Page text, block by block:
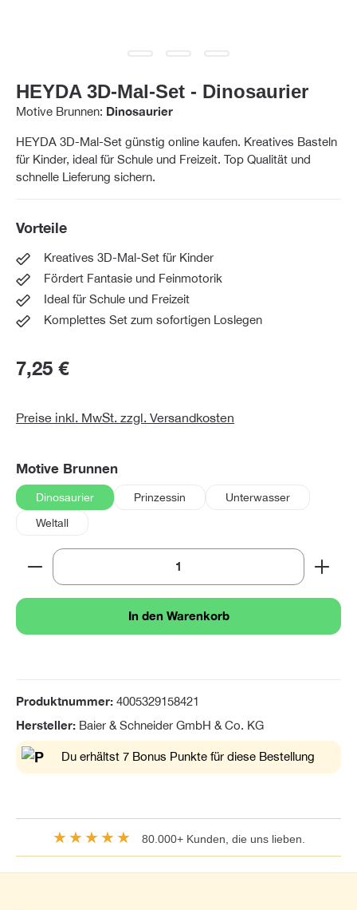
HEYDA 3D-Mal-Set - Dinosaurier
Motive Brunnen: Dinosaurier
HEYDA 3D-Mal-Set günstig online kaufen. Kreatives Basteln
für Kinder, ideal für Schule und Freizeit. Top Qualität und
schnelle Lieferung sichern.
Vorteile
Kreatives 3D-Mal-Set für Kinder
Fördert Fantasie und Feinmotorik
Ideal für Schule und Freizeit
Komplettes Set zum sofortigen Loslegen
7,25 €
Preise inkl. MwSt. zzgl. Versandkosten
Motive Brunnenauswählen
Dinosaurier Prinzessin
Unterwasser
Weltall
Produkt Anzahl: Gib den gewünschten Wert ein
In den Warenkorb
Produktnummer: 4005329158421
Hersteller: Baier & Schneider GmbH & Co. KG
Du erhältst 7 Bonus Punkte für diese Bestellung
★★★★★ 80.000+ Kunden, die uns lieben.